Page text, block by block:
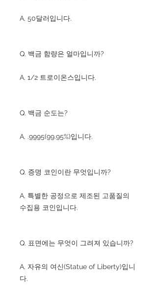
A. 50달러입니다.
Q. 백금 함량은 얼마입니까?
A. 1/2 트로이온스입니다.
Q. 백금 순도는?
A. .9995(99.95%)입니다.
Q. 증명 코인이란 무엇입니까?
A. 특별한 공정으로 제조된 고품질의
수집용 코인입니다.
Q. 표면에는 무엇이 그려져 있습니까?
A. 자유의 여신(Statue of Liberty)입니
다.